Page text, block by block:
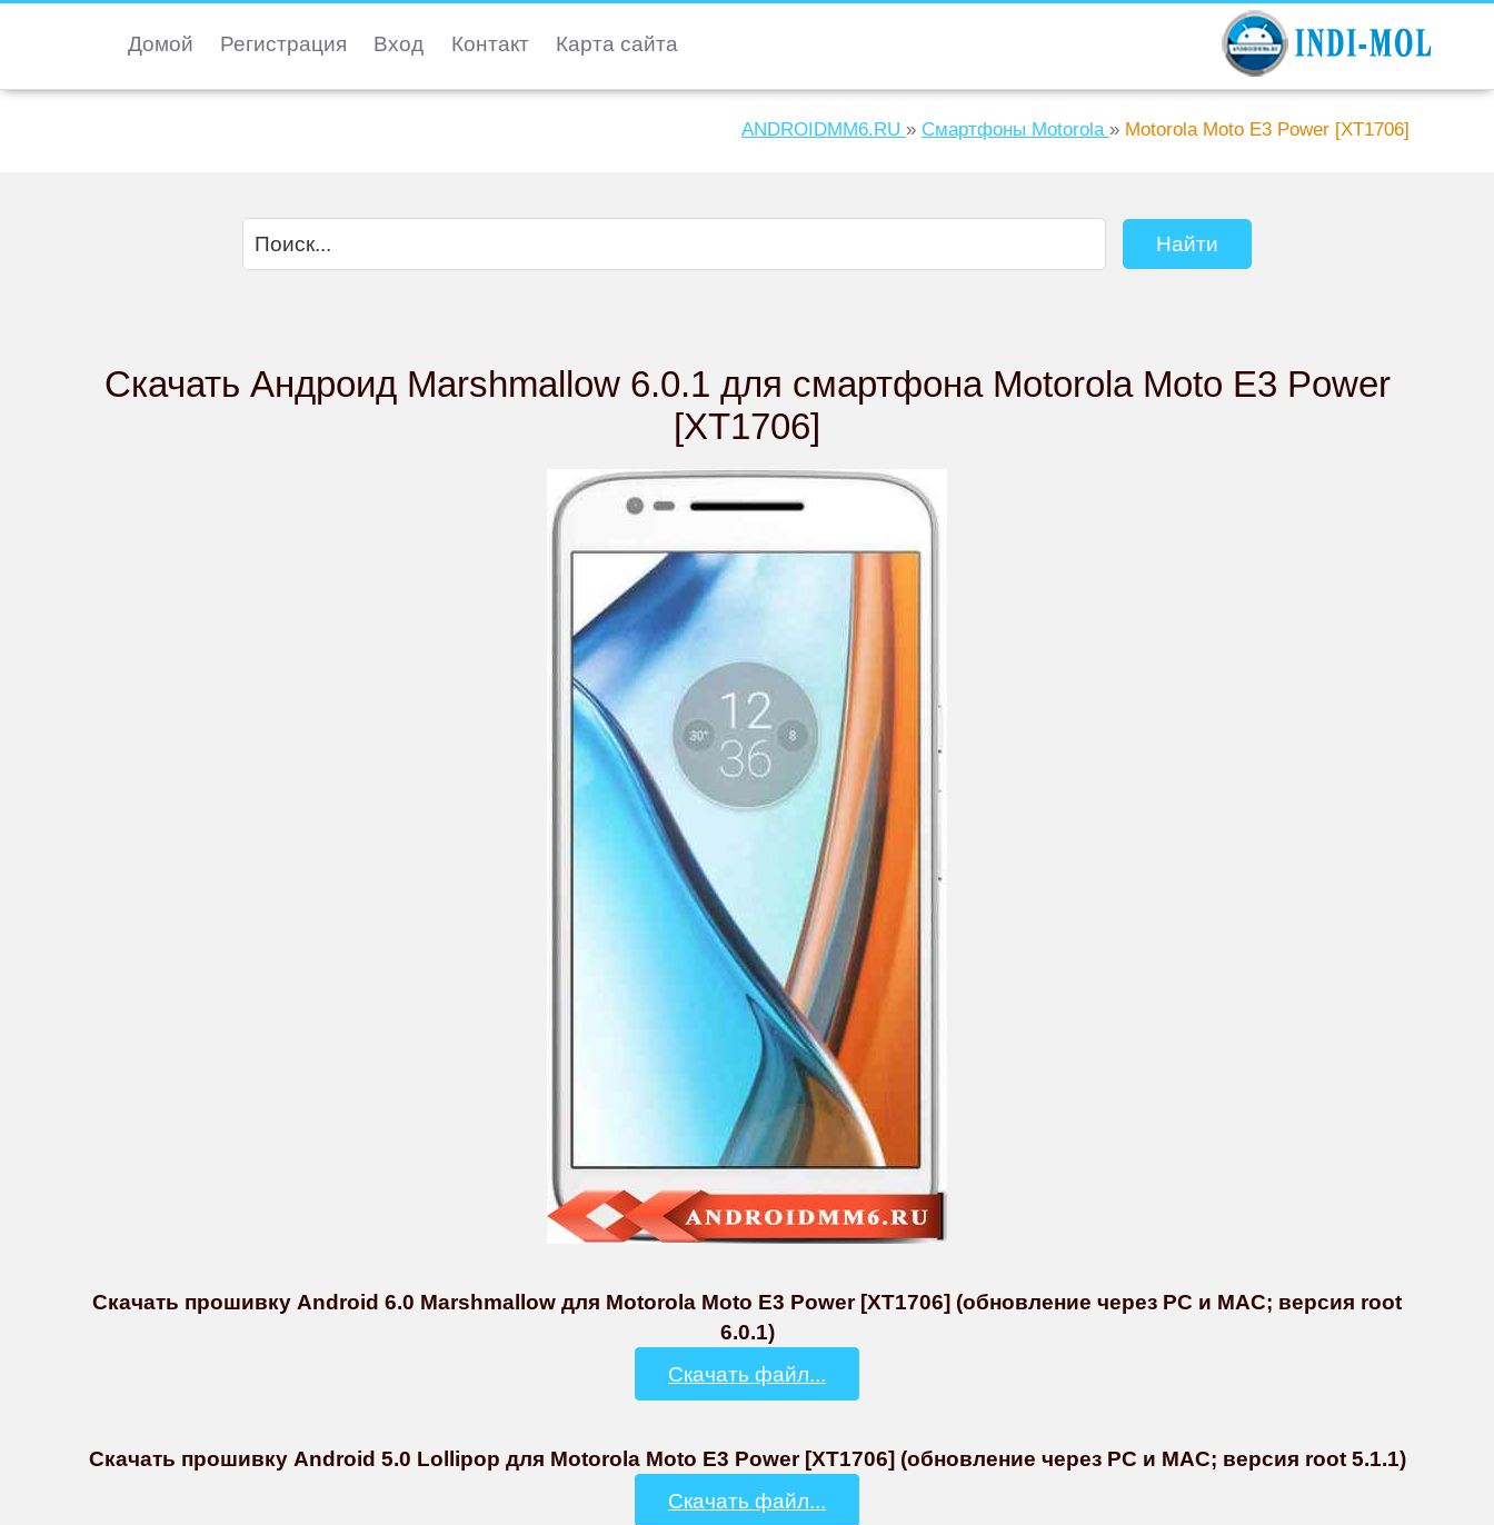
Домой Регистрация Вход Контакт Карта сайта
ANDROIDMM6.RU » Смартфоны Motorola » Motorola Moto E3 Power [XT1706]
Скачать Андроид Marshmallow 6.0.1 для смартфона Motorola Moto E3 Power
[XT1706]
Скачать прошивку Android 6.0 Marshmallow для Motorola Moto E3 Power [XT1706] (обновление через PC и MAC; версия root
6.0.1)
Скачать файл...
Скачать прошивку Android 5.0 Lollipop для Motorola Moto E3 Power [XT1706] (обновление через PC и MAC; версия root 5.1.1)
Скачать файл...